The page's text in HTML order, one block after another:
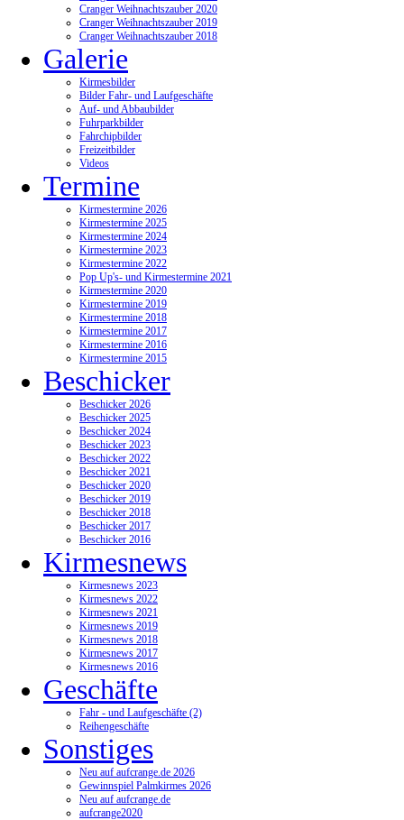
Cranger Weihnachtszauber 2020
Cranger Weihnachtszauber 2019
Cranger Weihnachtszauber 2018
Galerie
Kirmesbilder
Bilder Fahr- und Laufgeschäfte
Auf- und Abbaubilder
Fuhrparkbilder
Fahrchipbilder
Freizeitbilder
Videos
Termine
Kirmestermine 2026
Kirmestermine 2025
Kirmestermine 2024
Kirmestermine 2023
Kirmestermine 2022
Pop Up's- und Kirmestermine 2021
Kirmestermine 2020
Kirmestermine 2019
Kirmestermine 2018
Kirmestermine 2017
Kirmestermine 2016
Kirmestermine 2015
Beschicker
Beschicker 2026
Beschicker 2025
Beschicker 2024
Beschicker 2023
Beschicker 2022
Beschicker 2021
Beschicker 2020
Beschicker 2019
Beschicker 2018
Beschicker 2017
Beschicker 2016
Kirmesnews
Kirmesnews 2023
Kirmesnews 2022
Kirmesnews 2021
Kirmesnews 2019
Kirmesnews 2018
Kirmesnews 2017
Kirmesnews 2016
Geschäfte
Fahr - und Laufgeschäfte (2)
Reihengeschäfte
Sonstiges
Neu auf aufcrange.de 2026
Gewinnspiel Palmkirmes 2026
Neu auf aufcrange.de
aufcrange2020